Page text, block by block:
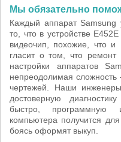
Мы обязательно
Каждый аппарат Samsung
то, что в устройстве
видеочип, похожие, что и
гласит о том, что ремонт
настройки аппаратов
непреодолимая сложность
чертежей. Наши
достоверную
быстро,
компьютера получится
боясь оформят выкуп.